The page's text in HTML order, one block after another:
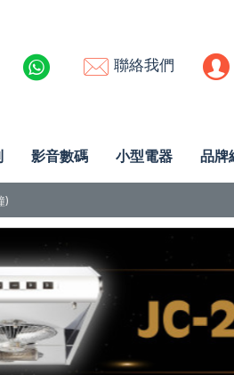
聯絡我們
影音數碼 小型電器 品牌
)